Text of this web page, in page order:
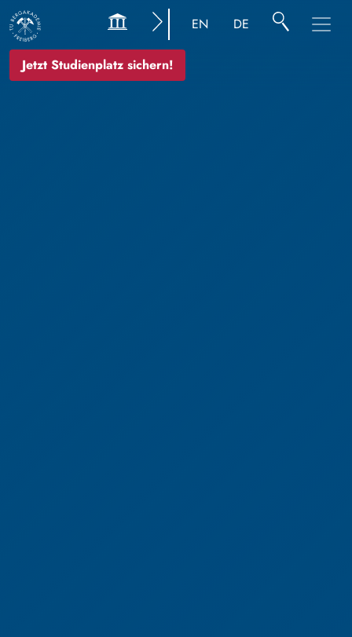
Jetzt Studienplatz sichern!
EN DE